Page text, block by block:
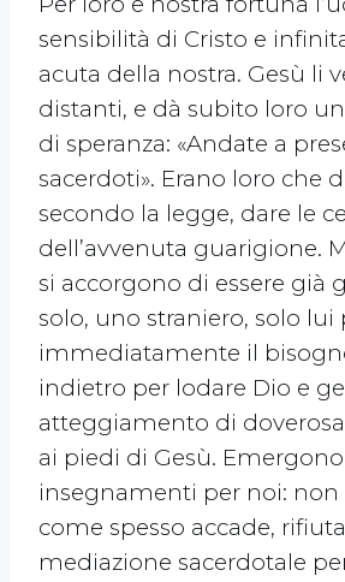
sensibilità di Cristo e
acuta della nostra. Gesù li
distanti, e dà subito loro
di speranza: «Andate a
sacerdoti». Erano loro che
secondo la legge, dare le
dell’avvenuta guarigione.
si accorgono di essere già
solo, uno straniero, solo lui
immediatamente il
indietro per lodare Dio e
atteggiamento di
ai piedi di Gesù.
insegnamenti per noi: non
come spesso accade,
mediazione sacerdotale